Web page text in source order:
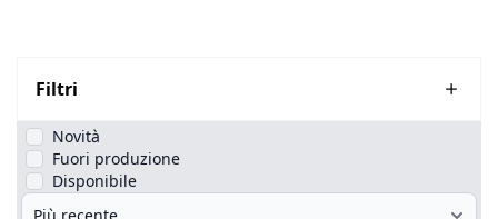
Filtri
Novità
Fuori produzione
Disponibile